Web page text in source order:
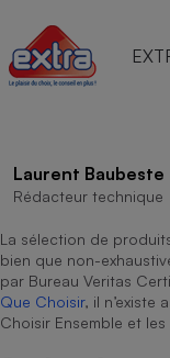
Laurent Baubeste
Rédacteur technique
La sélection de
bien que non-
par Bureau Veritas
Que Choisir, il n’existe
Choisir Ensemble et